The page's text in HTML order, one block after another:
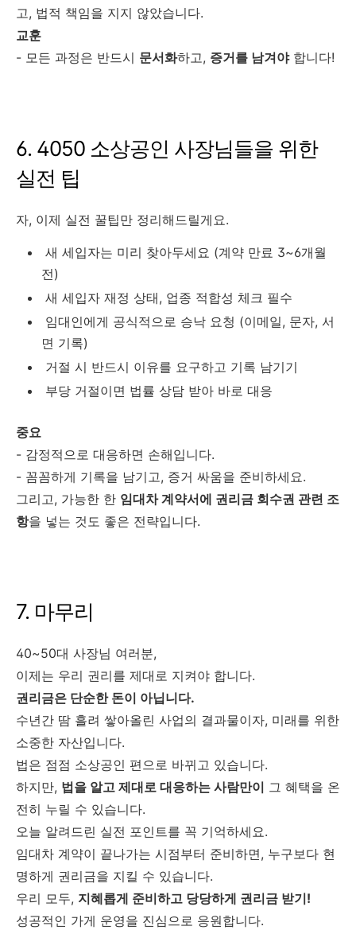
고, 법적 책임을 지지 않았습니다.
교훈
- 모든 과정은 반드시 문서화하고, 증거를 남겨야합니다!
6. 4050 소상공인 사장님들을 위한
실전 팁
자, 이제 실전 꿀팁만 정리해드릴게요.
새 세입자는 미리 찾아두세요 (계약 만료 3~6개월
전)
새 세입자 재정 상태, 업종 적합성 체크 필수
임대인에게 공식적으로 승낙 요청 (이메일, 문자, 서
면 기록)
거절 시 반드시 이유를 요구하고 기록 남기기
부당 거절이면 법률 상담 받아 바로 대응
중요
- 감정적으로 대응하면 손해입니다.
- 꼼꼼하게 기록을 남기고, 증거 싸움을 준비하세요.
그리고, 가능한 한 임대차 계약서에 권리금 회수권 관련 조
항을 넣는 것도 좋은 전략입니다.
7. 마무리
40~50대 사장님 여러분,
이제는 우리 권리를 제대로 지켜야 합니다.
권리금은 단순한 돈이 아닙니다.
수년간 땀 흘려 쌓아올린 사업의 결과물이자, 미래를 위한
소중한 자산입니다.
법은 점점 소상공인 편으로 바뀌고 있습니다.
하지만, 법을 알고 제대로 대응하는 사람만이 그 혜택을 온
전히 누릴 수 있습니다.
오늘 알려드린 실전 포인트를 꼭 기억하세요.
임대차 계약이 끝나가는 시점부터 준비하면, 누구보다 현
명하게 권리금을 지킬 수 있습니다.
우리 모두, 지혜롭게 준비하고 당당하게 권리금 받기!
성공적인 가게 운영을 진심으로 응원합니다.